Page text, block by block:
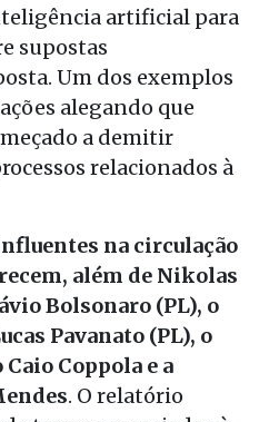
artificial para
supostas
Um dos exemplos
alegando que
a demitir
relacionados à
na circulação
além de Nikolas
Bolsonaro (PL), o
Pavanato (PL), o
Coppola e a
. O relatório